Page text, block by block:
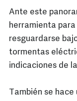
Ante este
herramienta
resguardarse
tormentas
indicaciones de
También se